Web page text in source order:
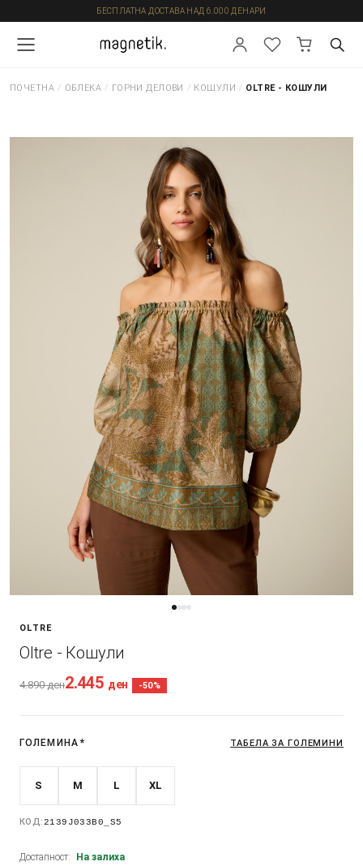
БЕСПЛАТНА ДОСТАВА НАД 6.000 ДЕНАРИ
ПОЧЕТНА / ОБЛЕКА / ГОРНИ ДЕЛОВИ / КОШУЛИ / OLTRE - КОШУЛИ
OLTRE
Oltre - Кошули
4.890ден2.445 ден -50%
ГОЛЕМИНА * ТАБЕЛА ЗА ГОЛЕМИНИ
S M L XL
КОД:2139J033B0_S5
Достапност: На залиха